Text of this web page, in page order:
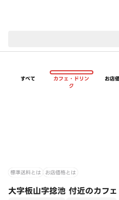
すべて
カフェ・ドリン
ク
お店
標準送料とは お店価格とは
大字板山字捻池 付近のカフ